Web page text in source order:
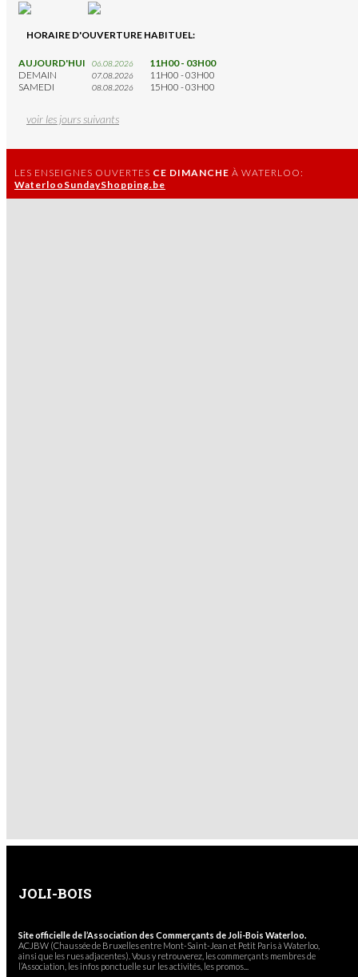
HORAIRE D'OUVERTURE HABITUEL:
AUJOURD'HUI 06.08.2026
11H00 - 03H00
DEMAIN
07.08.2026
11H00 - 03H00
SAMEDI
08.08.2026 15H00 - 03H00
voir les jours suivants
LES ENSEIGNES OUVERTES CE DIMANCHE À WATERLOO:
WaterlooSundayShopping.be
JOLI-BOIS
Site officielle de l’Association des Commerçants de Joli-Bois Waterloo.
ACJBW (Chaussée de Bruxelles entre Mont-Saint-Jean et Petit Paris à Waterloo,
ainsi que les rues adjacentes). Vous y retrouverez, les commerçants membres de
l’Association, les infos ponctuelle sur les activités, les promos...